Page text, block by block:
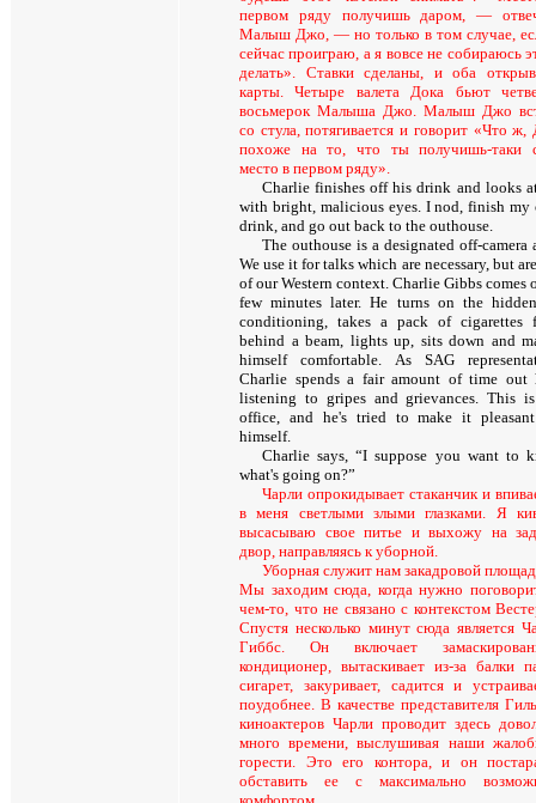
первом ряду получишь даром, —
Малыш Джо, — но только в том случае,
сейчас проиграю, а я вовсе не собираюсь
делать». Ставки сделаны, и оба
карты. Четыре валета Дока бьют
восьмерок Малыша Джо. Малыш Джо
со стула, потягивается и говорит «Что ж,
похоже на то, что ты получишь-таки
место в первом ряду».
Charlie finishes off his drink and looks
with bright, malicious eyes. I nod, finish my
drink, and go out back to the outhouse.
The outhouse is a designated off-camera
We use it for talks which are necessary, but
of our Western context. Charlie Gibbs comes
few minutes later. He turns on the
conditioning, takes a pack of cigarettes
behind a beam, lights up, sits down and
himself comfortable. As SAG
Charlie spends a fair amount of time out
listening to gripes and grievances. This
office, and he's tried to make it
himself.
Charlie says, “I suppose you want to
what's going on?”
Чарли опрокидывает стаканчик и
в меня светлыми злыми глазками. Я
высасываю свое питье и выхожу на
двор, направляясь к уборной.
Уборная служит нам закадровой
Мы заходим сюда, когда нужно
чем-то, что не связано с контекстом
Спустя несколько минут сюда является
Гиббс. Он включает
кондиционер, вытаскивает из-за балки
сигарет, закуривает, садится и
поудобнее. В качестве представителя
киноактеров Чарли проводит здесь
много времени, выслушивая наши
горести. Это его контора, и он
обставить ее с максимально